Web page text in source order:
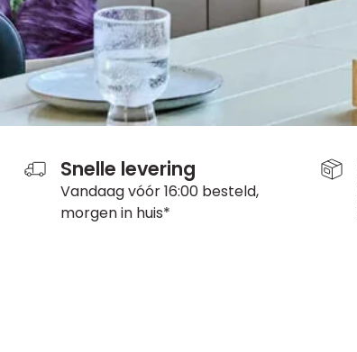
Snelle levering
Vandaag vóór 16:00 besteld,
morgen in huis*